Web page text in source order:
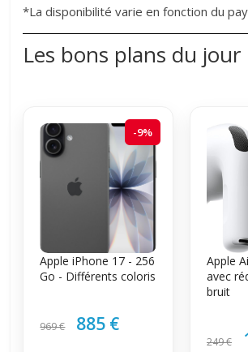
*La disponibilité varie en fonction du
Les bons plans du jour
-9%
Apple iPhone 17 - 256
Go - Différents coloris
969 € 885 €
Apple
avec
bruit
249 €